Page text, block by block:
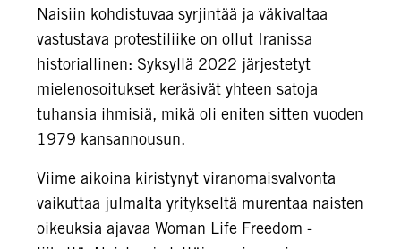
Naisiin kohdistuvaa syrjintää ja väkivaltaa
vastustava protestiliike on ollut Iranissa
historiallinen: Syksyllä 2022 järjestetyt
mielenosoitukset keräsivät yhteen satoja
tuhansia ihmisiä, mikä oli eniten sitten vuoden
1979 kansannousun.
Viime aikoina kiristynyt viranomaisvalvonta
vaikuttaa julmalta yritykseltä murentaa naisten
oikeuksia ajavaa Woman Life Freedom -